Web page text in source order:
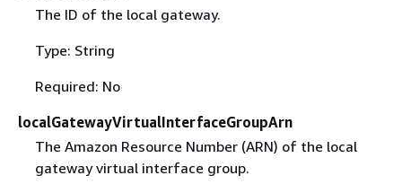
The ID of the local gateway.
Type: String
Required: No
localGatewayVirtualInterfaceGroupArn
The Amazon Resource Number (ARN) of the local
gateway virtual interface group.